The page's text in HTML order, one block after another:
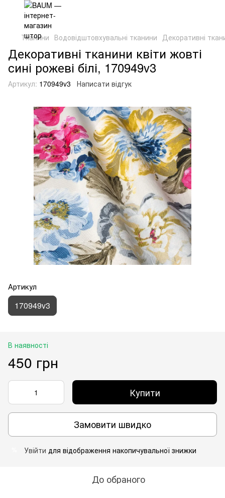
Тканини Водовідштовхувальні тканини Декоративні
Декоративні тканини квіти жовті
сині рожеві білі, 170949v3
Артикул: 170949v3 Написати відгук
Артикул
170949v3
В наявності
450 грн
Купити
Замовити швидко
Увійти для відображення накопичувальної знижки
До обраного